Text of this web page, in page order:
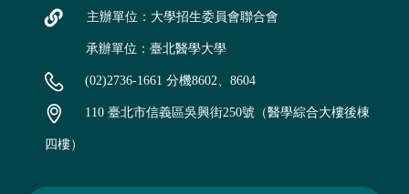
主辦單位：大學招生委員會聯合會
承辦單位：臺北醫學大學
(02)2736-1661 分機8602、8604
110 臺北市信義區吳興街250號（醫學綜合大樓後棟
四樓）